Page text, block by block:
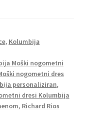
, Kolumbija
Moški nogometni
nogometni dres
personaliziran,
dresi Kolumbija
, Richard Rios